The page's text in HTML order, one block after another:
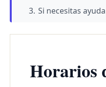
Si necesitas
Horarios